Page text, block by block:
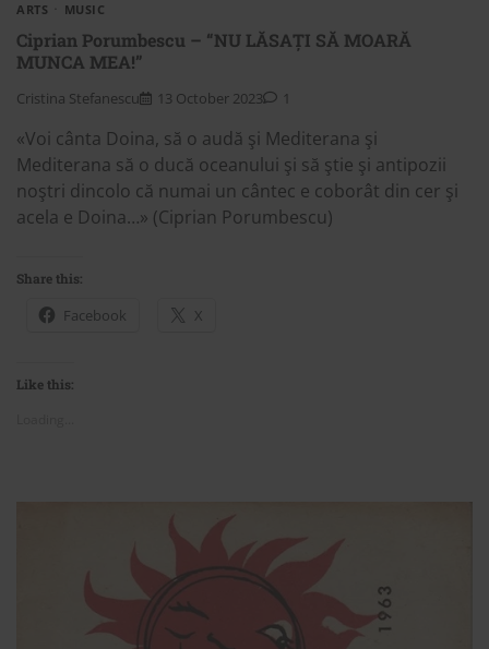
ARTS MUSIC
Ciprian Porumbescu – “NU LĂSAȚI SĂ MOARĂ
MUNCA MEA!”
Cristina Stefanescu 13 October 2023 1
«Voi cânta Doina, să o audă şi Mediterana şi
Mediterana să o ducă oceanului şi să ştie şi antipozii
noştri dincolo că numai un cântec e coborât din cer şi
acela e Doina…» (Ciprian Porumbescu)
Share this:
Facebook X
Like this: